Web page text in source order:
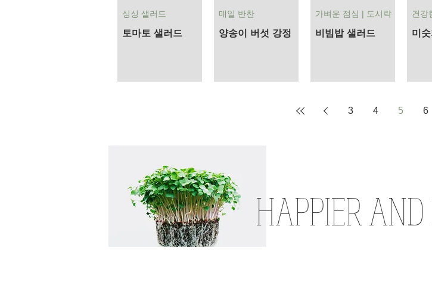
토마토 샐러드
싱싱 샐러드
양송이 버섯 강정
매일 반찬
비빔밥 샐러드
가벼운 점심 | 도시락
미
건강
3 4 5 6
HAPPIER